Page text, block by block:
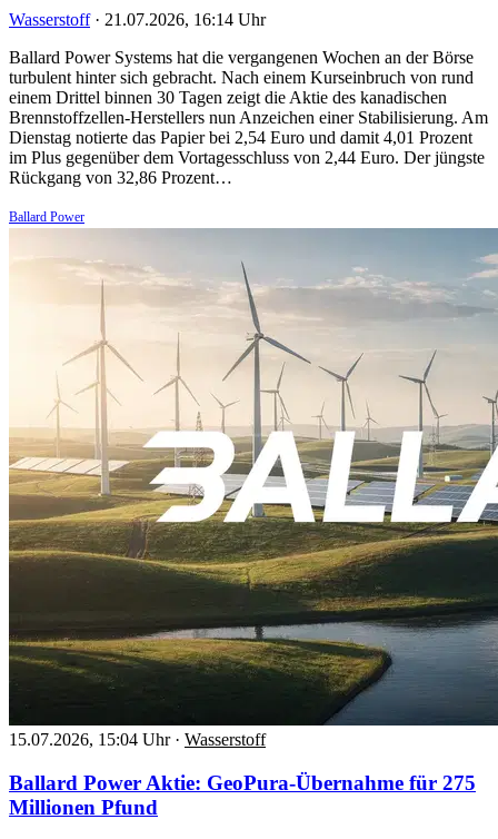
Wasserstoff · 21.07.2026, 16:14 Uhr
Ballard Power Systems hat die vergangenen Wochen an der Börse
turbulent hinter sich gebracht. Nach einem Kurseinbruch von rund
einem Drittel binnen 30 Tagen zeigt die Aktie des kanadischen
Brennstoffzellen-Herstellers nun Anzeichen einer Stabilisierung. Am
Dienstag notierte das Papier bei 2,54 Euro und damit 4,01 Prozent
im Plus gegenüber dem Vortagesschluss von 2,44 Euro. Der jüngste
Rückgang von 32,86 Prozent…
Ballard Power
15.07.2026, 15:04 Uhr · Wasserstoff
Ballard Power Aktie: GeoPura-Übernahme für 275
Millionen Pfund